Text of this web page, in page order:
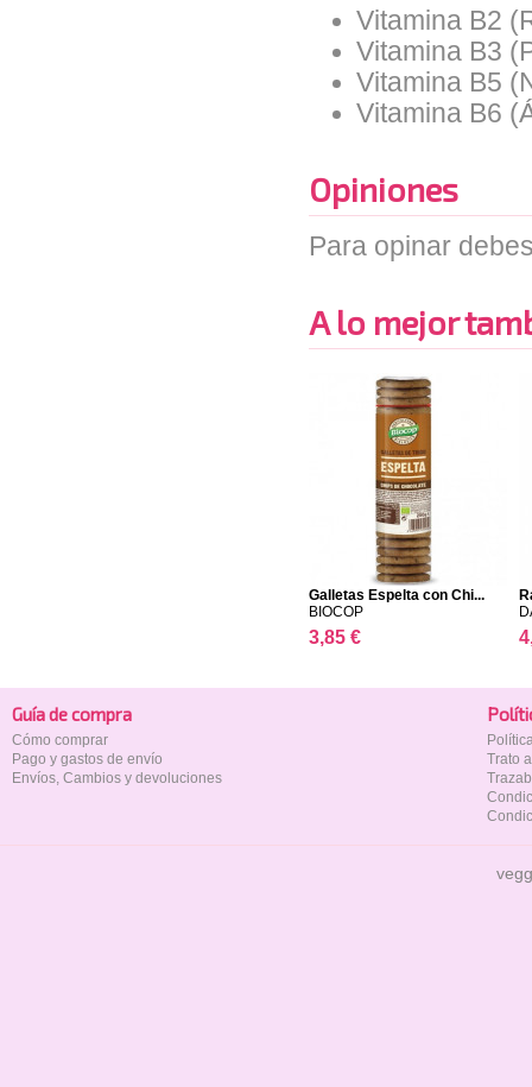
Vitamina B2
Vitamina B3
Vitamina B5
Vitamina B6
Opiniones
Para opinar
A lo mejor
Galletas Espelta con Chi...
BIOCOP
3,85 €
Guía de compra
Cómo comprar
Pago y gastos de envío
Envíos, Cambios y devoluciones
Trato